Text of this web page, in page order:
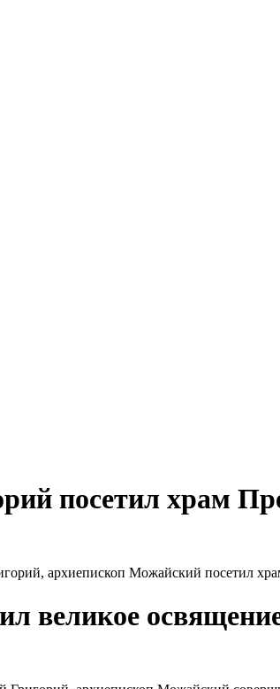
посетил храм
архиепископ Можайский посетил
великое